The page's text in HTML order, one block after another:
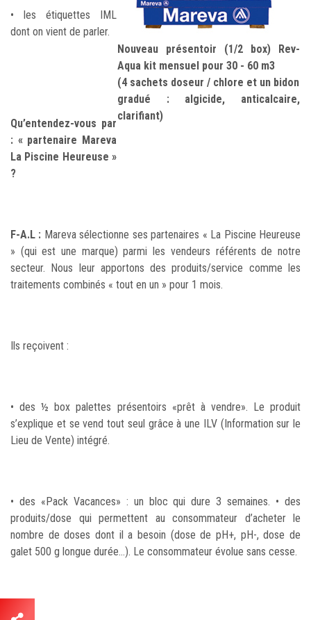
Nouveau présentoir (1/2 box) Rev-
Aqua kit mensuel pour 30 - 60 m3
(4 sachets doseur / chlore et un bidon
gradué : algicide, anticalcaire,
clarifiant)
• les étiquettes IML
dont on vient de parler.
Qu’entendez-vous par
: « partenaire Mareva
La Piscine Heureuse »
?
F-A.L : Mareva sélectionne ses partenaires « La Piscine Heureuse
» (qui est une marque) parmi les vendeurs référents de notre
secteur. Nous leur apportons des produits/service comme les
traitements combinés « tout en un » pour 1 mois.
Ils reçoivent :
• des ½ box palettes présentoirs «prêt à vendre». Le produit
s’explique et se vend tout seul grâce à une ILV (Information sur le
Lieu de Vente) intégré.
• des «Pack Vacances» : un bloc qui dure 3 semaines. • des
produits/dose qui permettent au consommateur d’acheter le
nombre de doses dont il a besoin (dose de pH+, pH-, dose de
galet 500 g longue durée…). Le consommateur évolue sans cesse.